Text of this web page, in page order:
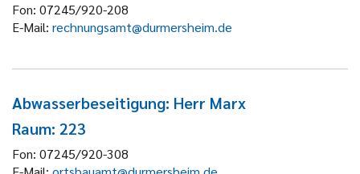
Fon: 07245/920-208
E-Mail: rechnungsamt@durmersheim.de
Abwasserbeseitigung: Herr Marx
Raum: 223
Fon: 07245/920-308